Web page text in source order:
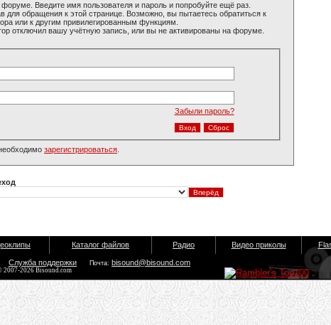
Введите имя пользователя и пароль и попробуйте ещё раз.
для обращения к этой странице. Возможно, вы пытаетесь обратиться к
или к другим привилегированным функциям.
отключил вашу учётную запись, или вы не активированы на форуме.
Забыли пароль?
зарегистрироваться
Каталог файлов Радио Видео приколы
Служба поддержки Почта: bisound@bisound.com
2007-2026 Bisound.com